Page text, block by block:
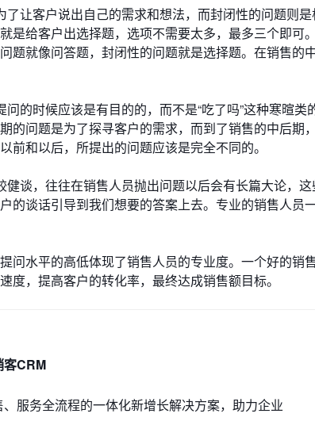
让客户说出自己的需求和想法，而封闭性的问题则
是给客户出选择题，选项不需要太多，最多三个即可
题就像问答题，封闭性的问题就是选择题。在销售的
的时候应该是有目的的，而不是“吃了吗”这种寒暄类
的问题是为了探寻客户的需求，而到了销售的中后期
和以后，所提出的问题应该是完全不同的。
谈，往往在销售人员抛出问题以后会有长篇大论，
的谈话引导到我们想要的答案上去。专业的销售人员
问水平的高低体现了销售人员的专业度。一个好的销
，提高客户的转化率，最终达成销售额目标。
客CRM
服务全流程的一体化新增长解决方案，助力企业